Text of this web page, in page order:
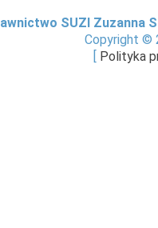
SUZI Zuzanna
Copyright ©
Polityka